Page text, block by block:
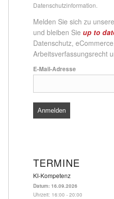
Datenschutzinformation.
Melden Sie sich zu
und bleiben Sieup to
Datenschutz,
Arbeitsverfassungsrecht
E-Mail-Adresse
TERMINE
KI-Kompetenz
Datum:16.09.2026
Uhrzeit: 16:00 - 20:00